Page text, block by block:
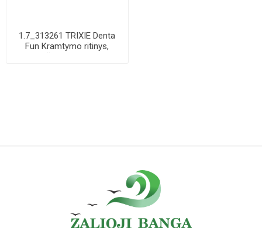
1.7_313261 TRIXIE Denta
Fun Kramtymo ritinys,
Vištiena, be p...